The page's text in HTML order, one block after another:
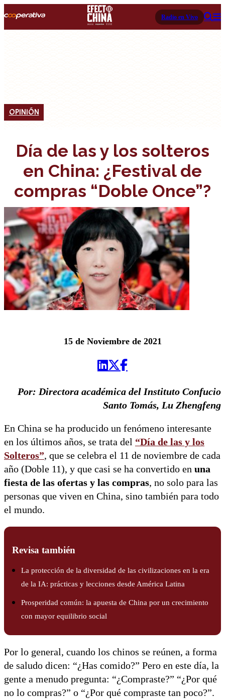
Radio en Vivo
OPINIÓN
Día de las y los solteros
en China: ¿Festival de
compras “Doble Once”?
15 de Noviembre de 2021
Por: Directora académica del Instituto Confucio
Santo Tomás, Lu Zhengfeng
En China se ha producido un fenómeno interesante
en los últimos años, se trata del “Día de las y los
Solteros”, que se celebra el 11 de noviembre de cada
año (Doble 11), y que casi se ha convertido en una
fiesta de las ofertas y las compras, no solo para las
personas que viven en China, sino también para todo
el mundo.
Revisa también
La protección de la diversidad de las civilizaciones en la era
de la IA: prácticas y lecciones desde América Latina
Prosperidad común: la apuesta de China por un crecimiento
con mayor equilibrio social
Por lo general, cuando los chinos se reúnen, a forma
de saludo dicen: “¿Has comido?” Pero en este día, la
gente a menudo pregunta: “¿Compraste?” “¿Por qué
no lo compras?” o “¿Por qué compraste tan poco?”.